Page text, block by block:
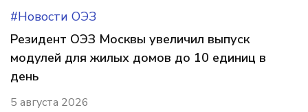
#Новости ОЭЗ
Резидент ОЭЗ Москвы увеличил выпуск
модулей для жилых домов до 10 единиц в
день
5 августа 2026